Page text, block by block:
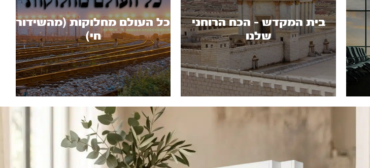
בית המקדש - הכח הרוחני
שלנו
כל העולם מחלוקות (מהשידור
חי)